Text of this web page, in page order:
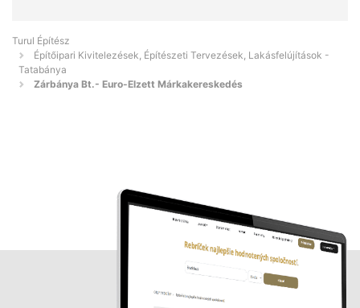
Turul Építész
Építőipari Kivitelezések, Építészeti Tervezések, Lakásfelújítások -
Tatabánya
Zárbánya Bt.- Euro-Elzett Márkakereskedés